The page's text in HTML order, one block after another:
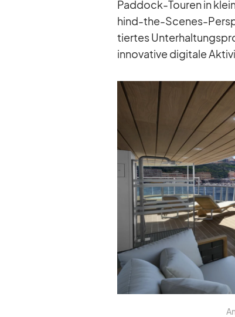
Pad­dock-Tou­ren in
hind-the-Sce­nes-
tier­tes
in­no­va­tive di­gi­tale